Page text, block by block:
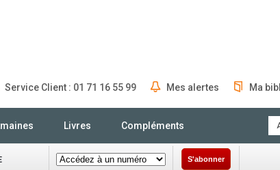
Service Client : 01 71 16 55 99 Mes alertes Ma
Livres Compléments
S'abonner